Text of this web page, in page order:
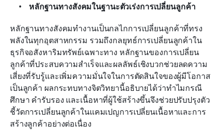
หลักฐานทางสังคมในฐานะตัวเร่งการเปลี่ยนลูกค้า
หลักฐานทางสังคมทำงานเป็นกลไกการเปลี่ยนลูกค้าที่ทรง
พลังในทุกอุตสาหกรรม รวมถึงกลยุทธ์การเปลี่ยนลูกค้าใน
ธุรกิจอสังหาริมทรัพย์เฉพาะทาง หลักฐานของการเปลี่ยน
ลูกค้าที่ประสบความสำเร็จและผลลัพธ์เชิงบวกช่วยลดความ
เสี่ยงที่รับรู้และเพิ่มความมั่นใจในการตัดสินใจของผู้มีโอกาส
เป็นลูกค้า ผลกระทบทางจิตวิทยานี้อธิบายได้ว่าทำไมกรณี
ศึกษา คำรับรอง และเนื้อหาที่ผู้ใช้สร้างขึ้นจึงช่วยปรับปรุงตัว
ชี้วัดการเปลี่ยนลูกค้าในแคมเปญการเปลี่ยนเนื้อหาและการ
สร้างลูกค้าอย่างต่อเนื่อง